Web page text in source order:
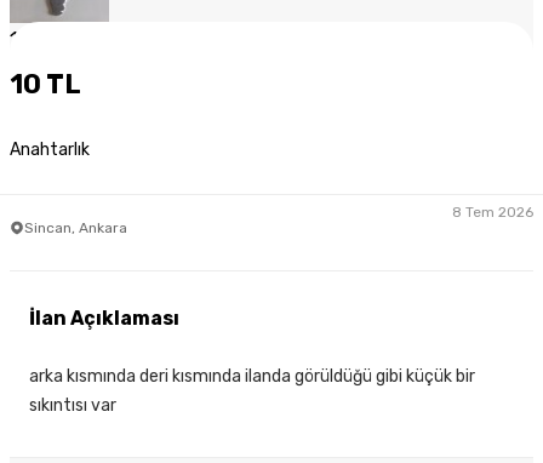
1
10 TL
Anahtarlık
Sincan, Ankara
8 Tem 2026
İlan Açıklaması
arka kısmında deri kısmında ilanda görüldüğü gibi küçük bir
sıkıntısı var